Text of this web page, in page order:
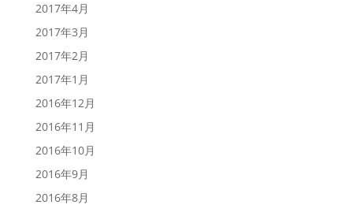
2017年4月
2017年3月
2017年2月
2017年1月
2016年12月
2016年11月
2016年10月
2016年9月
2016年8月